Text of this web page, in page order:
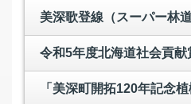
美深歌登線（スーパー林道）は
令和5年度北海道社会貢献賞（森を守り
「美深町開拓120年記念植樹祭」の